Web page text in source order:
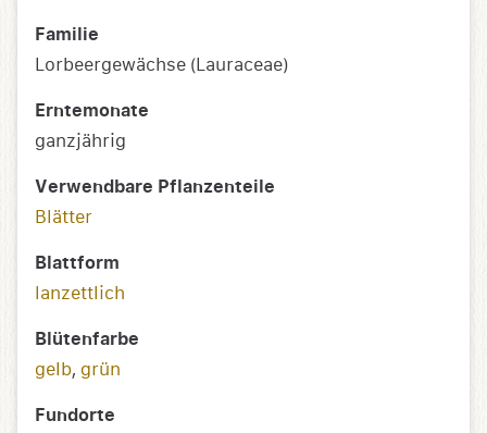
Familie
Lorbeergewächse (Lauraceae)
Erntemonate
ganzjährig
Verwendbare Pflanzenteile
Blätter
Blattform
lanzettlich
Blütenfarbe
gelb, grün
Fundorte